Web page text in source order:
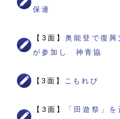
保連
【3面】奥能登で復
が参加し 神青協
【3面】 こもれび
【3面】
「田遊祭」